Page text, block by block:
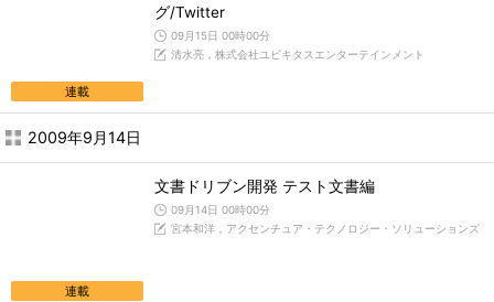
連載
グ/Twitter
09月15日 00時00分
清水亮，株式会社ユビキタスエンターテインメント
2009年9月14日
連載
文書ドリブン開発 テスト文書編
09月14日 00時00分
宮本和洋，アクセンチュア・テクノロジー・ソリューションズ